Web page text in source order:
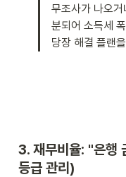
무조사가 나오
분되어 소득세
당장 해결 플랜
3. 재무비율: "은행
등급 관리)